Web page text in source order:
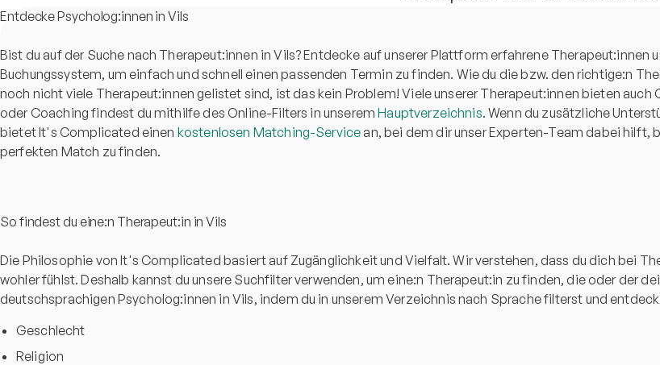
Entdecke Psycholog:innen in Vils
Bist du auf der Suche nach Therapeut:innen in Vils? Entdecke auf unserer Plattform erfahrene Therapeut:innen
Buchungssystem, um einfach und schnell einen passenden Termin zu finden. Wie du die bzw. den richtige:n
noch nicht viele Therapeut:innen gelistet sind, ist das kein Problem! Viele unserer Therapeut:innen bieten
oder Coaching findest du mithilfe des Online-Filters in unseremHauptverzeichnis. Wenn du zusätzliche
bietet It's Complicated einen kostenlosen Matching-Servicean, bei dem dir unser Experten-Team dabei hilft,
perfekten Match zu finden.
So findest du eine:n Therapeut:in in Vils
Die Philosophie von It's Complicated basiert auf Zugänglichkeit und Vielfalt. Wir verstehen, dass du dich bei
wohler fühlst. Deshalb kannst du unsere Suchfilter verwenden, um eine:n Therapeut:in zu finden, die oder der
deutschsprachigen Psycholog:innen in Vils, indem du in unserem Verzeichnis nach Sprache filterst und
Geschlecht
Religion